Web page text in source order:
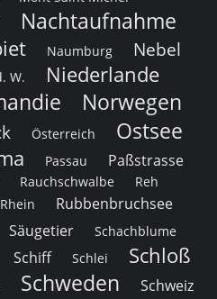
Nachtaufnahme
Naumburg Nebel
W.
Niederlande
Norwegen
Österreich Ostsee
Passau
Paßstrasse
Rauchschwalbe Reh
Rhein
Rubbenbruchsee
Säugetier
Schachblume
Schiff Schlei Schloß
Schweden Schweiz